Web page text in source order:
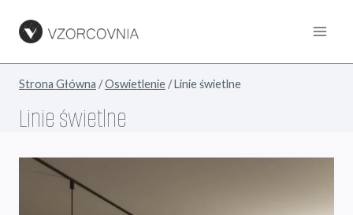
Strona Główna /Oswietlenie/Linie świetlne
Linie świetlne